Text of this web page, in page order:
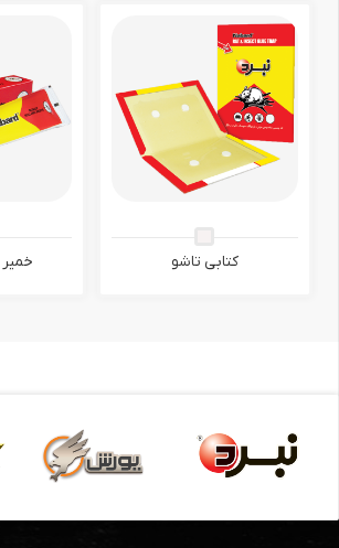
کتابی تاشو
همکاران و